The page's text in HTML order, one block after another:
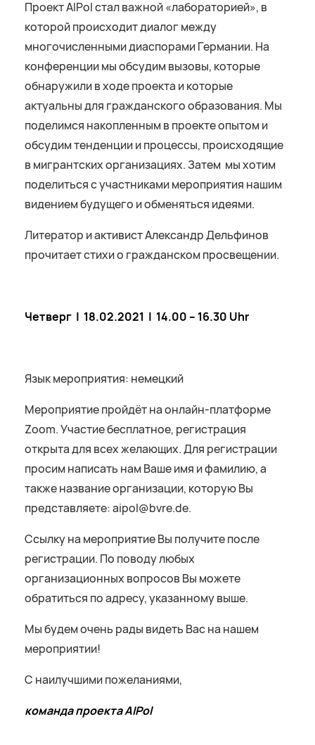
Проект AIPol стал важной «лабораторией», в
которой происходит диалог между
многочисленными диаспорами Германии. На
конференции мы обсудим вызовы, которые
обнаружили в ходе проекта и которые
актуальны для гражданского образования. Мы
поделимся накопленным в проекте опытом и
обсудим тенденции и процессы, происходящие
в мигрантских организациях. Затем мы хотим
поделиться с участниками мероприятия нашим
видением будущего и обменяться идеями.
Литератор и активист Александр Дельфинов
прочитает стихи о гражданском просвещении.
Четверг | 18.02.2021 | 14.00 – 16.30 Uhr
Язык мероприятия: немецкий
Мероприятие пройдёт на онлайн-платформе
Zoom. Участие бесплатное, регистрация
открыта для всех желающих. Для регистрации
просим написать нам Ваше имя и фамилию, а
также название организации, которую Вы
представляете: aipol@bvre.de.
Ссылку на мероприятие Вы получите после
регистрации. По поводу любых
организационных вопросов Вы можете
обратиться по адресу, указанному выше.
Мы будем очень рады видеть Вас на нашем
мероприятии!
С наилучшими пожеланиями,
команда проектаAIPol